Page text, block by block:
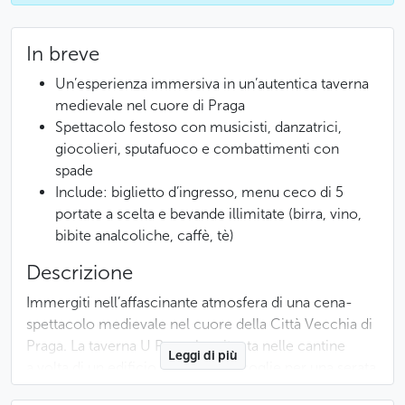
In breve
Un’esperienza immersiva in un’autentica taverna
medievale nel cuore di Praga
Spettacolo festoso con musicisti, danzatrici,
giocolieri, sputafuoco e combattimenti con
spade
Include: biglietto d’ingresso, menu ceco di 5
portate a scelta e bevande illimitate (birra, vino,
bibite analcoliche, caffè, tè)
Descrizione
Immergiti nell’affascinante atmosfera di una cena-
spettacolo medievale nel cuore della Città Vecchia di
Praga. La taverna U Pavouka, situata nelle cantine
a volta di un edificio storico, ti accoglie per una serata
fuori dal tempo.
Leggi di più